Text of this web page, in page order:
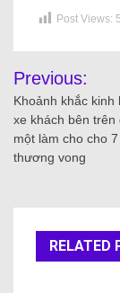
Post Views:
Previous:
Khoảnh khắc kinh
xe khách bên trên
một làm cho cho
thương vong
RELATED